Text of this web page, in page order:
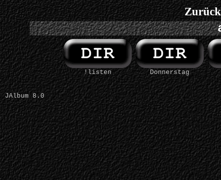
!listen Donnerstag
JAlbum 8.0